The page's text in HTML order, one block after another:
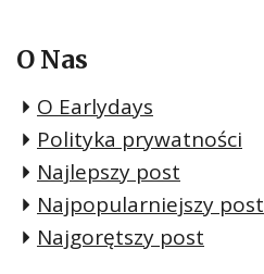
O Nas
O Earlydays
Polityka prywatności
Najlepszy post
Najpopularniejszy post
Najgorętszy post